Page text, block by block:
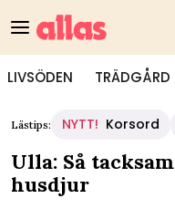
LIVSÖDEN TRÄDGÅRD
Lästips: NYTT! Korsord
Ulla: Så
husdjur